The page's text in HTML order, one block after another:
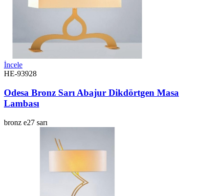
İncele
HE-93928
Odesa Bronz Sarı Abajur Dikdörtgen Masa
Lambası
bronz e27 sarı